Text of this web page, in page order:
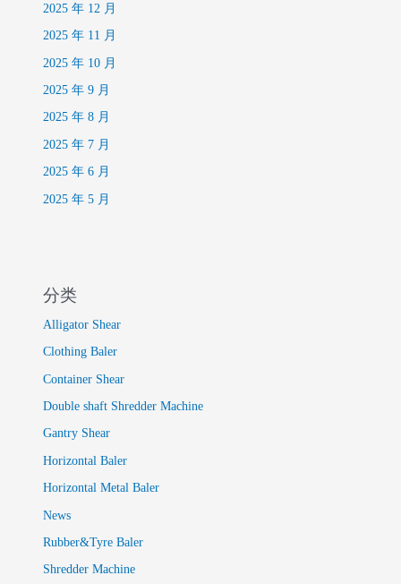
2025 年 12 月
2025 年 11 月
2025 年 10 月
2025 年 9 月
2025 年 8 月
2025 年 7 月
2025 年 6 月
2025 年 5 月
分类
Alligator Shear
Clothing Baler
Container Shear
Double shaft Shredder Machine
Gantry Shear
Horizontal Baler
Horizontal Metal Baler
News
Rubber&Tyre Baler
Shredder Machine